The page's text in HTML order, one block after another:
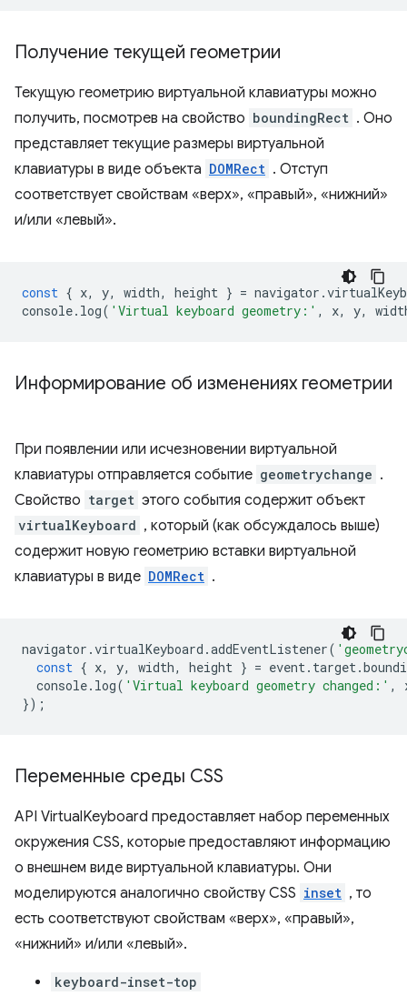
Получение текущей геометрии
Текущую геометрию виртуальной клавиатуры можно
получить, посмотрев на свойство boundingRect . Оно
представляет текущие размеры виртуальной
клавиатуры в виде объекта DOMRect . Отступ
соответствует свойствам «верх», «правый», «нижний»
и/или «левый».
const { x, y, width, height } = navigator .
console. log( 'Virtual keyboard geometry:' , x, y,
Информирование об изменениях геометрии
При появлении или исчезновении виртуальной
клавиатуры отправляется событие geometrychange .
Свойство target этого события содержит объект
virtualKeyboard , который (как обсуждалось выше)
содержит новую геометрию вставки виртуальной
клавиатуры в виде DOMRect .
navigator .virtualKeyboard .addEventListener(
const { x, y, width, height } = event. target.
console. log( 'Virtual keyboard geometry changed:' ,
});
Переменные среды CSS
API VirtualKeyboard предоставляет набор переменных
окружения CSS, которые предоставляют информацию
о внешнем виде виртуальной клавиатуры. Они
моделируются аналогично свойству CSS inset , то
есть соответствуют свойствам «верх», «правый»,
«нижний» и/или «левый».
keyboard-inset-top